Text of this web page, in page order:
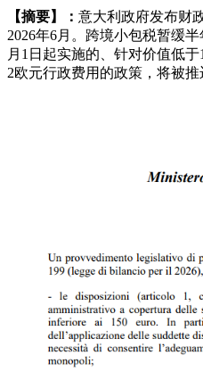
【摘要】： 意大利政府发布财
2026年6月。跨境小包税暂缓
月1日起实施的、针对价值低
2欧元行政费用的政策，将被推